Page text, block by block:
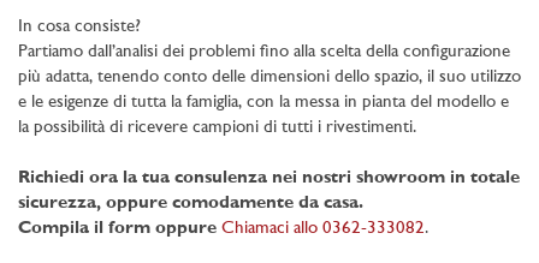
In cosa consiste?
Partiamo dall’analisi dei problemi fino alla scelta della configurazione
più adatta, tenendo conto delle dimensioni dello spazio, il suo utilizzo
e le esigenze di tutta la famiglia, con la messa in pianta del modello e
la possibilità di ricevere campioni di tutti i rivestimenti.
Richiedi ora la tua consulenza nei nostri showroom in totale
sicurezza, oppure comodamente da casa.
Compila il form oppure Chiamaci allo 0362-333082.